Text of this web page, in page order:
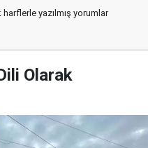
yazılmış yorumlar
Olarak